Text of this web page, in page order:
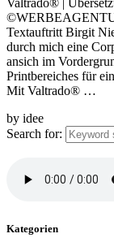
Textauftritt Birgit
durch mich eine
ansich im
Printbereiches für
Mit Valtrado® …
by idee
Search for:
Kategorien